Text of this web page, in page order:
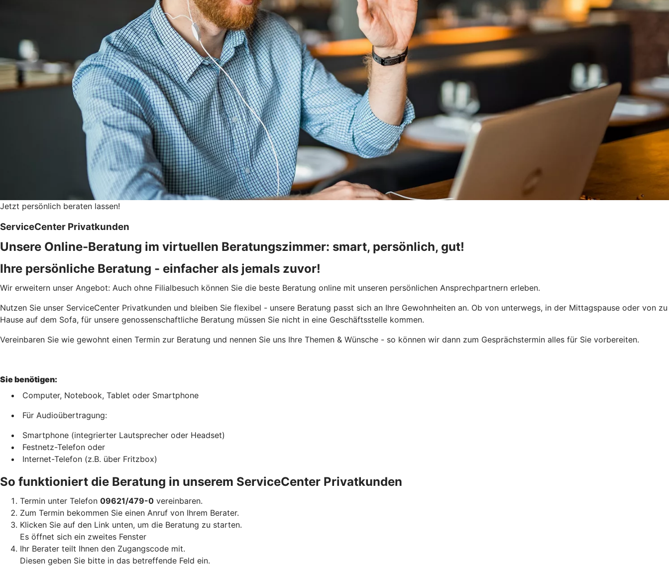
Jetzt persönlich beraten lassen!
ServiceCenter Privatkunden
Unsere Online-Beratung im virtuellen Beratungszimmer: smart, persönlich, gut!
Ihre persönliche Beratung - einfacher als jemals zuvor!
Wir erweitern unser Angebot: Auch ohne Filialbesuch können Sie die beste Beratung online mit unseren persönlichen Ansprechpartnern erleben.
Nutzen Sie unser ServiceCenter Privatkunden und bleiben Sie flexibel - unsere Beratung passt sich an Ihre Gewohnheiten an. Ob von unterwegs, in der Mittagspause oder von zu
Hause auf dem Sofa, für unsere genossenschaftliche Beratung müssen Sie nicht in eine Geschäftsstelle kommen.
Vereinbaren Sie wie gewohnt einen Termin zur Beratung und nennen Sie uns Ihre Themen & Wünsche - so können wir dann zum Gesprächstermin alles für Sie vorbereiten.
Sie benötigen:
Computer, Notebook, Tablet oder Smartphone
Für Audioübertragung:
Smartphone (integrierter Lautsprecher oder Headset)
Festnetz-Telefon oder
Internet-Telefon (z.B. über Fritzbox)
So funktioniert die Beratung in unserem ServiceCenter Privatkunden
Termin unter Telefon 09621/479-0 vereinbaren.
Zum Termin bekommen Sie einen Anruf von Ihrem Berater.
Klicken Sie auf den Link unten, um die Beratung zu starten.
Es öffnet sich ein zweites Fenster
Ihr Berater teilt Ihnen den Zugangscode mit.
Diesen geben Sie bitte in das betreffende Feld ein.